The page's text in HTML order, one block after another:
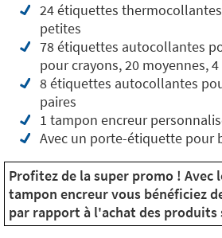
24 étiquettes
petites
78 étiquettes autocollantes
pour crayons, 20 moyennes,
8 étiquettes autocollantes
paires
1 tampon encreur
Avec un porte-étiquette pour
Profitez de la super promo ! Avec
tampon encreur vous bénéficiez
par rapport à l'achat des produits